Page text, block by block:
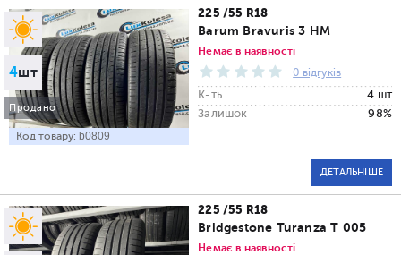
4шт
Продано
Код товару: b0809
225 /55 R18
Barum Bravuris 3 HM
Немає в наявності
0 відгуків
К-ть
4 шт
Залишок
98%
ДЕТАЛЬНІШЕ
225 /55 R18
Bridgestone Turanza T 005
Немає в наявності